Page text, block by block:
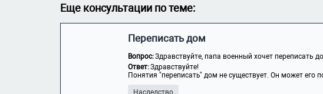
Еще консультации по теме:
Переписать дом
Вопрос:Здравствуйте, папа военный хочет переписать
Ответ:Здравствуйте!
Понятия "переписать" дом не существует. Он может его
Наследство